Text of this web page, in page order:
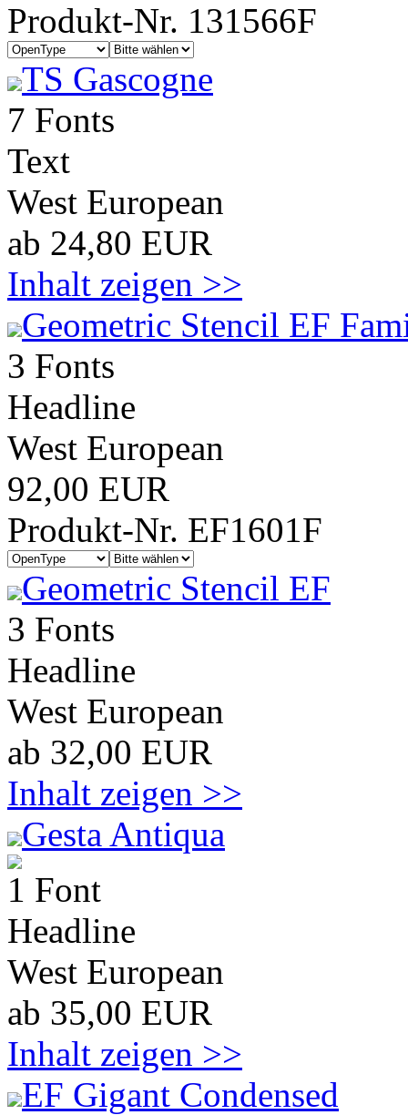
Produkt-Nr. 131566F
TS Gascogne
7 Fonts
Text
West European
ab 24,80 EUR
Inhalt zeigen >>
Geometric Stencil EF
3 Fonts
Headline
West European
92,00 EUR
Produkt-Nr. EF1601F
Geometric Stencil EF
3 Fonts
Headline
West European
ab 32,00 EUR
Inhalt zeigen >>
Gesta Antiqua
1 Font
Headline
West European
ab 35,00 EUR
Inhalt zeigen >>
EF Gigant Condensed